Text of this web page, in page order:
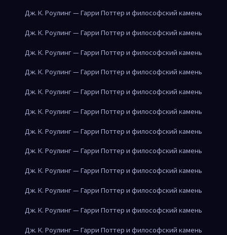
Дж. К. Роулинг — Гарри Поттер и философский камень
Дж. К. Роулинг — Гарри Поттер и философский камень
Дж. К. Роулинг — Гарри Поттер и философский камень
Дж. К. Роулинг — Гарри Поттер и философский камень
Дж. К. Роулинг — Гарри Поттер и философский камень
Дж. К. Роулинг — Гарри Поттер и философский камень
Дж. К. Роулинг — Гарри Поттер и философский камень
Дж. К. Роулинг — Гарри Поттер и философский камень
Дж. К. Роулинг — Гарри Поттер и философский камень
Дж. К. Роулинг — Гарри Поттер и философский камень
Дж. К. Роулинг — Гарри Поттер и философский камень
Дж. К. Роулинг — Гарри Поттер и философский камень